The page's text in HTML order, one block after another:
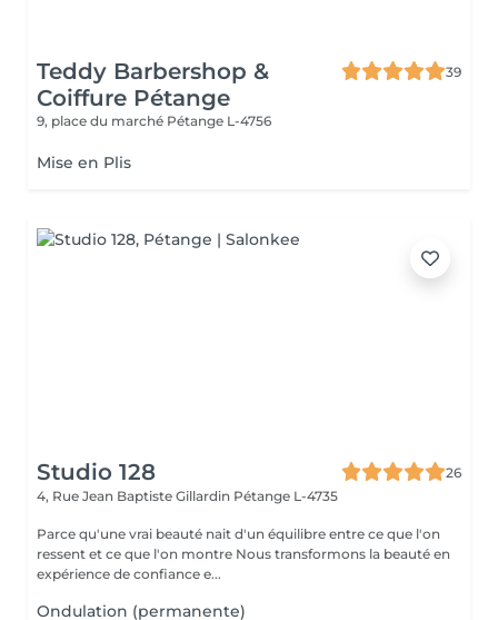
Teddy Barbershop &
Coiffure Pétange
39
9, place du marché Pétange L-4756
Mise en Plis
Studio 128
26
4, Rue Jean Baptiste Gillardin Pétange L-4735
Parce qu'une vrai beauté nait d'un équilibre entre ce que l'on
ressent et ce que l'on montre Nous transformons la beauté en
expérience de confiance e...
Ondulation (permanente)